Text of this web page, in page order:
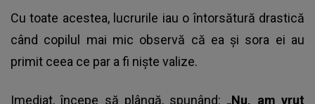
Cu toate acestea, lucrurile iau o întorsătură drastică
când copilul mai mic observă că ea și sora ei au
primit ceea ce par a fi niște valize.
Imediat, începe să plângă, spunând: „Nu, am vrut